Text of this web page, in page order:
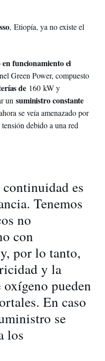
, Etiopía, ya no existe el
funcionamiento el
Green Power, compuesto
de 160 kW y
un suministro constante
se veía amenazado por
debido a una red
es
Tenemos
no
con
por lo tanto,
y la
pueden
En caso
se
los